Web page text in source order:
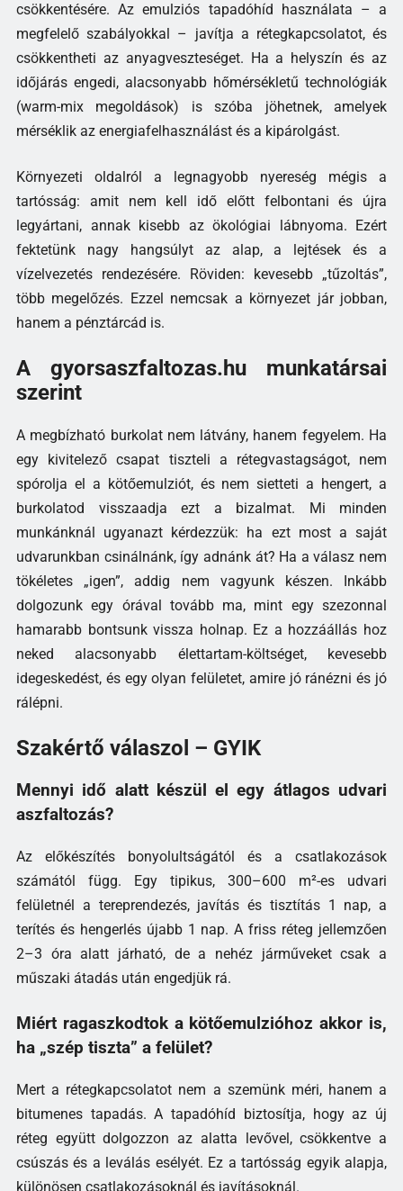
csökkentésére. Az emulziós tapadóhíd használata – a
megfelelő szabályokkal – javítja a rétegkapcsolatot, és
csökkentheti az anyagveszteséget. Ha a helyszín és az
időjárás engedi, alacsonyabb hőmérsékletű technológiák
(warm-mix megoldások) is szóba jöhetnek, amelyek
mérséklik az energiafelhasználást és a kipárolgást.
Környezeti oldalról a legnagyobb nyereség mégis a
tartósság: amit nem kell idő előtt felbontani és újra
legyártani, annak kisebb az ökológiai lábnyoma. Ezért
fektetünk nagy hangsúlyt az alap, a lejtések és a
vízelvezetés rendezésére. Röviden: kevesebb „tűzoltás”,
több megelőzés. Ezzel nemcsak a környezet jár jobban,
hanem a pénztárcád is.
A gyorsaszfaltozas.hu munkatársai
szerint
A megbízható burkolat nem látvány, hanem fegyelem. Ha
egy kivitelező csapat tiszteli a rétegvastagságot, nem
spórolja el a kötőemulziót, és nem sietteti a hengert, a
burkolatod visszaadja ezt a bizalmat. Mi minden
munkánknál ugyanazt kérdezzük: ha ezt most a saját
udvarunkban csinálnánk, így adnánk át? Ha a válasz nem
tökéletes „igen”, addig nem vagyunk készen. Inkább
dolgozunk egy órával tovább ma, mint egy szezonnal
hamarabb bontsunk vissza holnap. Ez a hozzáállás hoz
neked alacsonyabb élettartam-költséget, kevesebb
idegeskedést, és egy olyan felületet, amire jó ránézni és jó
rálépni.
Szakértő válaszol – GYIK
Mennyi idő alatt készül el egy átlagos udvari
aszfaltozás?
Az előkészítés bonyolultságától és a csatlakozások
számától függ. Egy tipikus, 300–600 m²-es udvari
felületnél a tereprendezés, javítás és tisztítás 1 nap, a
terítés és hengerlés újabb 1 nap. A friss réteg jellemzően
2–3 óra alatt járható, de a nehéz járműveket csak a
műszaki átadás után engedjük rá.
Miért ragaszkodtok a kötőemulzióhoz akkor is,
ha „szép tiszta” a felület?
Mert a rétegkapcsolatot nem a szemünk méri, hanem a
bitumenes tapadás. A tapadóhíd biztosítja, hogy az új
réteg együtt dolgozzon az alatta levővel, csökkentve a
csúszás és a leválás esélyét. Ez a tartósság egyik alapja,
különösen csatlakozásoknál és javításoknál.